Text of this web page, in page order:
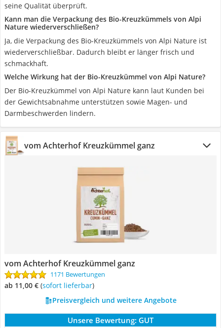
seine Qualität überprüft.
Kann man die Verpackung des Bio-Kreuzkümmels von Alpi
Nature wiederverschließen?
Ja, die Verpackung des Bio-Kreuzkümmels von Alpi Nature ist
wiederverschließbar. Dadurch bleibt er länger frisch und
schmackhaft.
Welche Wirkung hat der Bio-Kreuzkümmel von Alpi Nature?
Der Bio-Kreuzkümmel von Alpi Nature kann laut Kunden bei
der Gewichtsabnahme unterstützen sowie Magen- und
Darmbeschwerden lindern.
vom Achterhof Kreuzkümmel ganz
vom Achterhof Kreuzkümmel ganz
1171 Bewertungen
ab 11,00 € ( Sofort lieferbar)
Preisvergleich und weitere Angebote
Unsere Bewertung: GUT